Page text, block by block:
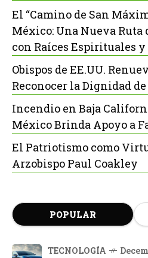
El “Camino de San
México: Una Nueva
con Raíces Espirituales
Obispos de EE.UU.
Reconocer la Dignidad
Incendio en Baja
México Brinda Apoyo a
El Patriotismo como
Arzobispo Paul Coakley
POPULAR
TECNOLOGÍA